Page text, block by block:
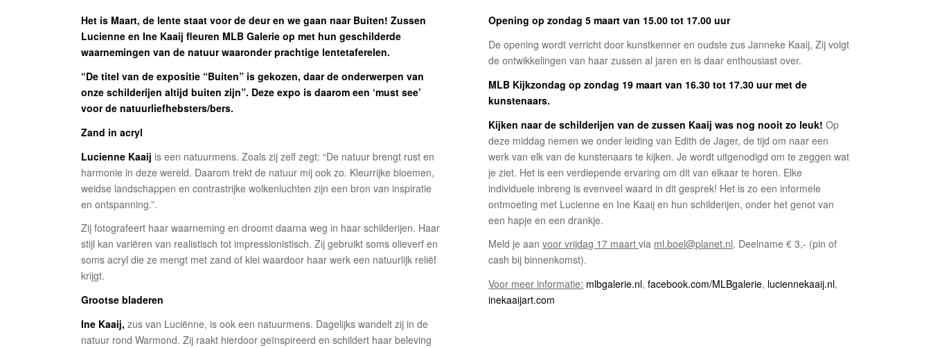
Het is Maart, de lente staat voor de deur en we gaan naar Buiten! Zussen
Lucienne en Ine Kaaij fleuren MLB Galerie op met hun geschilderde
waarnemingen van de natuur waaronder prachtige lentetaferelen.
“De titel van de expositie “Buiten” is gekozen, daar de onderwerpen van
onze schilderijen altijd buiten zijn”. Deze expo is daarom een ‘must see’
voor de natuurliefhebsters/bers.
Zand in acryl
Lucienne Kaaijis een natuurmens. Zoals zij zelf zegt: “De natuur brengt rust en
harmonie in deze wereld. Daarom trekt de natuur mij ook zo. Kleurrijke bloemen,
weidse landschappen en contrastrijke wolkenluchten zijn een bron van inspiratie
en ontspanning.”.
Zij fotografeert haar waarneming en droomt daarna weg in haar schilderijen. Haar
stijl kan variëren van realistisch tot impressionistisch. Zij gebruikt soms olieverf en
soms acryl die ze mengt met zand of klei waardoor haar werk een natuurlijk reliëf
krijgt.
Grootse bladeren
Ine Kaaij,zus van Luciënne, is ook een natuurmens. Dagelijks wandelt zij in de
natuur rond Warmond. Zij raakt hierdoor geïnspireerd en schildert haar beleving
Opening op zondag 5 maart van 15.00 tot 17.00 uur
De opening wordt verricht door kunstkenner en oudste zus Janneke Kaaij, Zij volgt
de ontwikkelingen van haar zussen al jaren en is daar enthousiast over.
MLB Kijkzondag op zondag 19 maart van 16.30 tot 17.30 uur met de
kunstenaars.
Kijken naar de schilderijen van de zussen Kaaij was nog nooit zo leuk! Op
deze middag nemen we onder leiding van Edith de Jager, de tijd om naar een
werk van elk van de kunstenaars te kijken. Je wordt uitgenodigd om te zeggen wat
je ziet. Het is een verdiepende ervaring om dit van elkaar te horen. Elke
individuele inbreng is evenveel waard in dit gesprek! Het is zo een informele
ontmoeting met Lucienne en Ine Kaaij en hun schilderijen, onder het genot van
een hapje en een drankje.
Meld je aanvoor vrijdag 17 maartvia ml.boel@planet.nl. Deelname € 3,- (pin of
cash bij binnenkomst).
Voor meer informatie: mlbgalerie.nl,facebook.com/MLBgalerie, luciennekaaij.nl,
inekaaijart.com